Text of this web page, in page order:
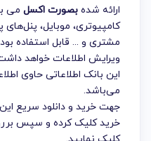
ارائه شدهبصورت اکسل می
کامپیوتری، موبایل،
مشتری و ... قابل استفاده
ویرایش اطلاعات خواهد
این بانک اطلاعاتی حاوی
می‌باشد.
جهت خرید و دانلود سریع
خرید کلیک کرده و سپس